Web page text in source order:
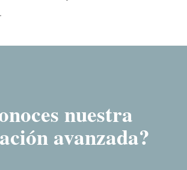
nuestra
avanzada?